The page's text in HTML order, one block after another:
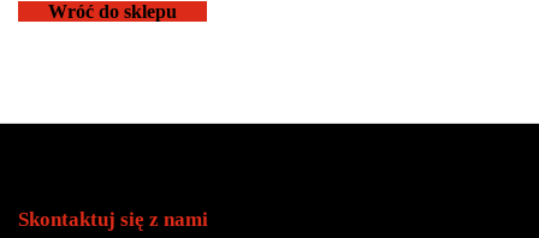
Wróć do sklepu
Skontaktuj się z nami